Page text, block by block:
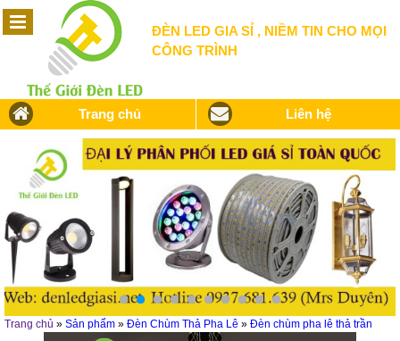
ĐÈN LED GIA SỈ , NIỀM TIN CHO MỌI
CÔNG TRÌNH
Trang chủ Liên hệ
Trang chủ » Sản phẩm » Đèn Chùm Thả Pha Lê » Đèn chùm pha lê thả trần